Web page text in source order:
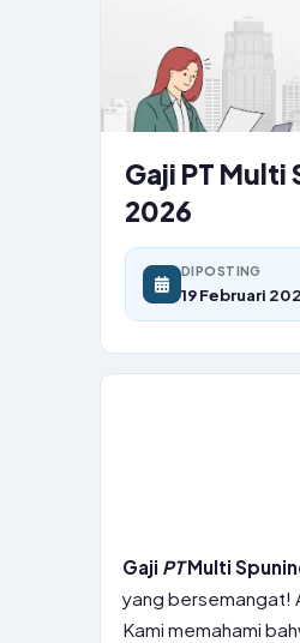
Gaji PT Multi
2026
DIPOSTING
19 Februari
Gaji PTMulti
yang bersemangat!
Kami memahami